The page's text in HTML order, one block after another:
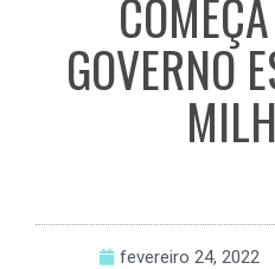
GOVERNO
fevereiro 24, 2022